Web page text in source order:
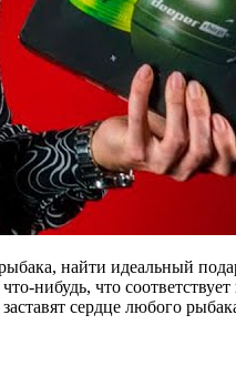
найти идеальный
нибудь, что
сердце любого рыбака